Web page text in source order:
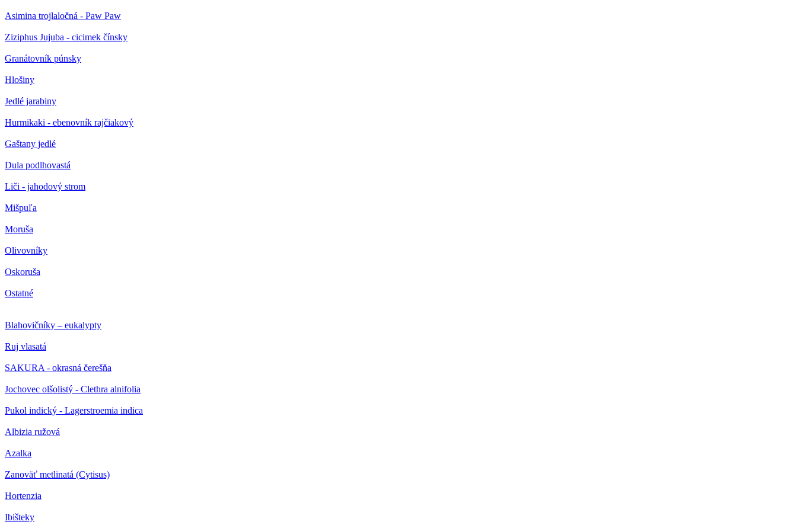
Asimina trojlaločná - Paw Paw
Ziziphus Jujuba - cicimek čínsky
Granátovník púnsky
Hlošiny
Jedlé jarabiny
Hurmikaki - ebenovník rajčiakový
Gaštany jedlé
Dula podlhovastá
Liči - jahodový strom
Mišpuľa
Moruša
Olivovníky
Oskoruša
Ostatné
Blahovičníky – eukalypty
Ruj vlasatá
SAKURA - okrasná čerešňa
Jochovec olšolistý - Clethra alnifolia
Pukol indický - Lagerstroemia indica
Albizia ružová
Azalka
Zanoväť metlinatá (Cytisus)
Hortenzia
Ibišteky